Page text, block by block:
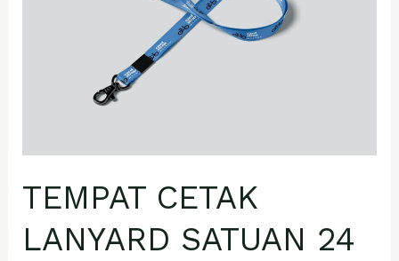
TEMPAT CETAK
LANYARD SATUAN 24